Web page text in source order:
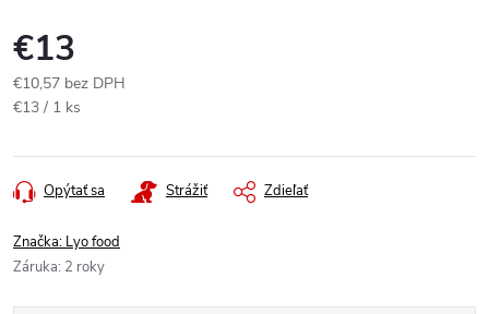
€13
€10,57 bez DPH
Jednotková
€13 / 1 ks
Opýtať sa Strážiť Zdieľať
Značka: Lyo food
Záruka: 2 roky